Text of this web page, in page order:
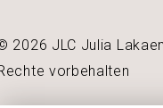
2026 JLC Julia
vorbehalten